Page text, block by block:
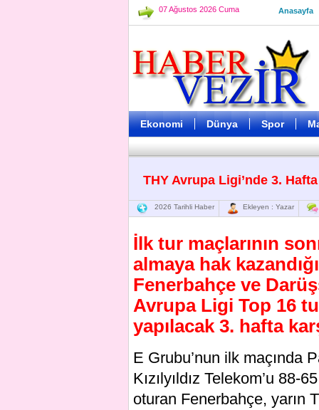
07 Ağustos 2026 Cuma Anasayfa
Ekonomi Dünya Spor
THY Avrupa Ligi’nde 3. Hafta
2026 Tarihli Haber Ekleyen : Yazar
İlk tur maçlarının
almaya hak
Fenerbahçe ve
Avrupa Ligi Top 16
yapılacak 3. hafta
E Grubu’nun ilk maçında
Kızılyıldız Telekom’u
oturan Fenerbahçe, yarın